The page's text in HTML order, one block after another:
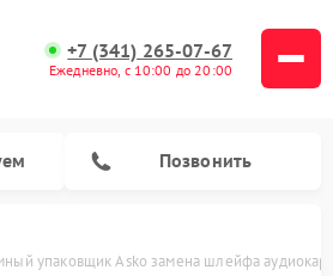
+7 (341) 265-07-67
Ежедневно, с 10:00 до 20:00
Позвонить
упаковщик Asko замена шлейфа